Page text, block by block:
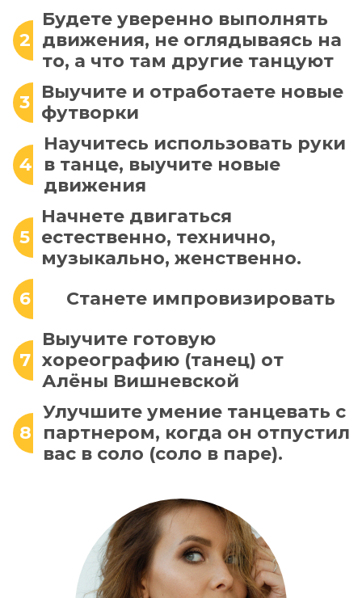
2
Будете уверенно выполнять
движения, не оглядываясь на
то, а что там другие танцуют
3 Выучите и отработаете новые
футворки
4
Научитесь использовать руки
в танце, выучите новые
движения
Начнете двигаться
естественно, технично,
музыкально, женственно.
5
Станете импровизировать
6
Выучите готовую
хореографию (танец) от
Алёны Вишневской
7
Улучшите умение танцевать с
партнером, когда он отпустил
вас в соло (соло в паре).
8